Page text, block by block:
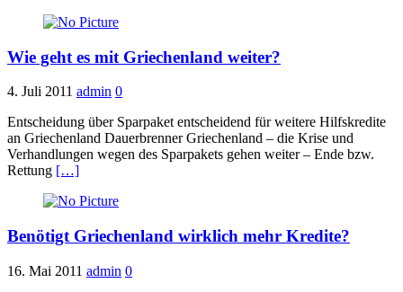
Wie geht es mit Griechenland weiter?
4. Juli 2011 admin 0
Entscheidung über Sparpaket entscheidend für weitere Hilfskredite
an Griechenland Dauerbrenner Griechenland – die Krise und
Verhandlungen wegen des Sparpakets gehen weiter – Ende bzw.
Rettung […]
Benötigt Griechenland wirklich mehr Kredite?
16. Mai 2011 admin 0